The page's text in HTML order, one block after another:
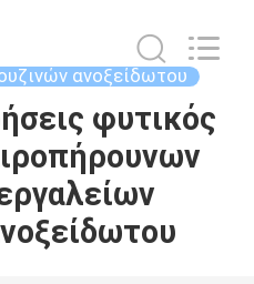
ανοξείδωτου
φυτικός